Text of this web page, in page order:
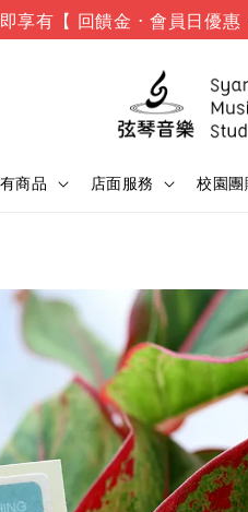
享有【 回饋金 · 會員日優惠
商品 店面服務 校園